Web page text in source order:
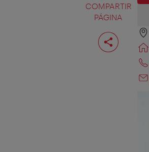
COMPARTIR
PÁGINA
Compartir
página